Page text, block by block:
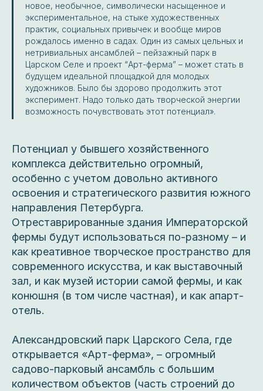
новое, необычное, символически насыщенное и
экспериментальное, на стыке художественных
практик, социальных привычек и вообще миров
рождалось именно в садах. Один из самых цельных и
нетривиальных ансамблей – пейзажный парк в
Царском Селе и проект “Арт-ферма” – может стать в
будущем идеальной площадкой для молодых
художников. Было бы здорово продолжить этот
эксперимент. Надо только дать творческой энергии
возможность почувствовать этот потенциал».
Потенциал у бывшего хозяйственного
комплекса действительно огромный,
особенно с учетом довольно активного
освоения и стратегического развития южного
направления Петербурга.
Отреставрированные здания Императорской
фермы будут использоваться по-разному – и
как креативное творческое пространство для
современного искусства, и как выставочный
зал, и как музей истории самой фермы, и как
конюшня (в том числе частная), и как апарт-
отель.
Александровский парк Царского Села, где
открывается «Арт-ферма», – огромный
садово-парковый ансамбль с большим
количеством объектов (часть строений до